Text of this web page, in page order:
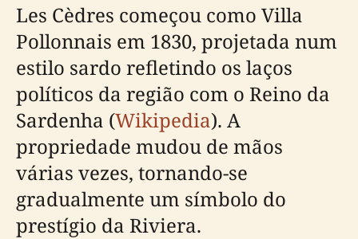
Les Cèdres começou como Villa
Pollonnais em 1830, projetada num
estilo sardo refletindo os laços
políticos da região com o Reino da
Sardenha (Wikipedia). A
propriedade mudou de mãos
várias vezes, tornando-se
gradualmente um símbolo do
prestígio da Riviera.